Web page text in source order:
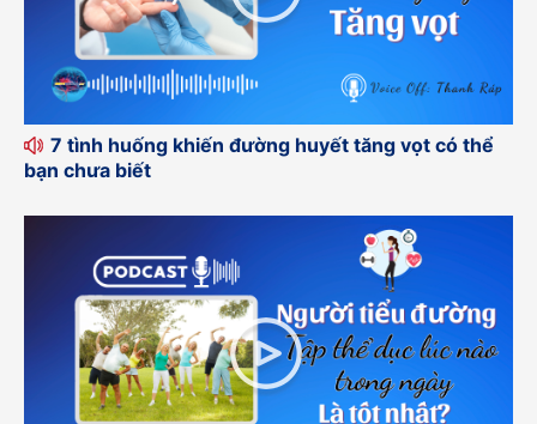
7 tình huống khiến đường huyết tăng vọt có thể
bạn chưa biết